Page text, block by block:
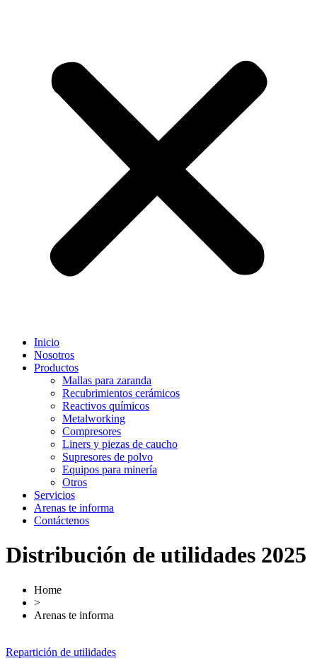
Inicio
Nosotros
Productos
Mallas para zaranda
Recubrimientos cerámicos
Reactivos químicos
Metalworking
Compresores
Liners y piezas de caucho
Supresores de polvo
Equipos para minería
Otros
Servicios
Arenas te informa
Contáctenos
Distribución de utilidades 2025
Home
>
Arenas te informa
Repartición de utilidades